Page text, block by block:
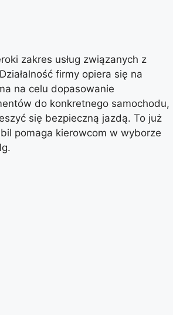
zakres usług związanych z
firmy opiera się na
na celu dopasowanie
do konkretnego samochodu,
się bezpieczną jazdą. To już
pomaga kierowcom w wyborze